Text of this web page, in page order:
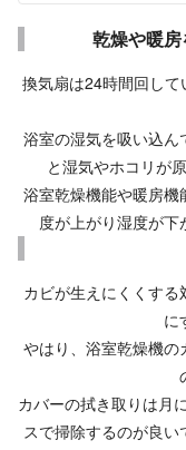
乾燥や暖
換気扇は24時間回し
浴室の湿気を吸い込ん
と湿気やホコリが
浴室乾燥機能や暖房
度が上がり湿度が下
カビが生えにくくす
に
やはり、浴室乾燥機の
カバーの拭き取りは月
スで掃除するのが良